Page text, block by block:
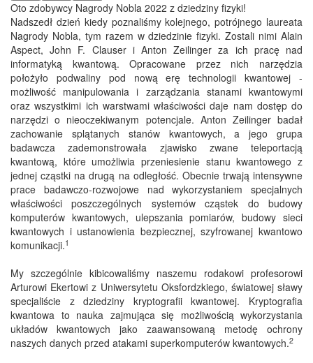
Oto zdobywcy Nagrody Nobla 2022 z dziedziny fizyki!
Nadszedł dzień kiedy poznaliśmy kolejnego, potrójnego laureata
Nagrody Nobla, tym razem w dziedzinie fizyki. Zostali nimi Alain
Aspect, John F. Clauser i Anton Zeilinger za ich pracę nad
informatyką kwantową. Opracowane przez nich narzędzia
położyło podwaliny pod nową erę technologii kwantowej -
możliwość manipulowania i zarządzania stanami kwantowymi
oraz wszystkimi ich warstwami właściwości daje nam dostęp do
narzędzi o nieoczekiwanym potencjale. Anton Zeilinger badał
zachowanie splątanych stanów kwantowych, a jego grupa
badawcza zademonstrowała zjawisko zwane teleportacją
kwantową, które umożliwia przeniesienie stanu kwantowego z
jednej cząstki na drugą na odległość. Obecnie trwają intensywne
prace badawczo-rozwojowe nad wykorzystaniem specjalnych
właściwości poszczególnych systemów cząstek do budowy
komputerów kwantowych, ulepszania pomiarów, budowy sieci
kwantowych i ustanowienia bezpiecznej, szyfrowanej kwantowo
komunikacji.1
My szczególnie kibicowaliśmy naszemu rodakowi profesorowi
Arturowi Ekertowi z Uniwersytetu Oksfordzkiego, światowej sławy
specjaliście z dziedziny kryptografii kwantowej. Kryptografia
kwantowa to nauka zajmująca się możliwością wykorzystania
układów kwantowych jako zaawansowaną metodę ochrony
naszych danych przed atakami superkomputerów kwantowych.2